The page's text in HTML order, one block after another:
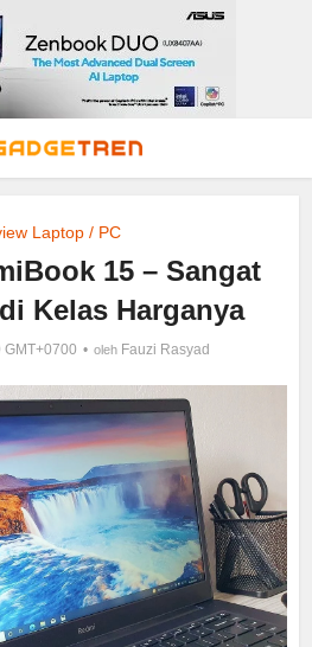
Laptop / PC
15 – Sangat
Kelas Harganya
oleh Fauzi Rasyad